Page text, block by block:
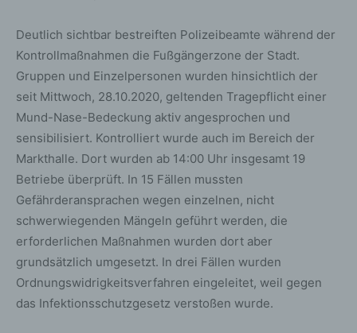
Deutlich sichtbar bestreiften Polizeibeamte während der
Kontrollmaßnahmen die Fußgängerzone der Stadt.
Gruppen und Einzelpersonen wurden hinsichtlich der
seit Mittwoch, 28.10.2020, geltenden Tragepflicht einer
Mund-Nase-Bedeckung aktiv angesprochen und
sensibilisiert. Kontrolliert wurde auch im Bereich der
Markthalle. Dort wurden ab 14:00 Uhr insgesamt 19
Betriebe überprüft. In 15 Fällen mussten
Gefährderansprachen wegen einzelnen, nicht
schwerwiegenden Mängeln geführt werden, die
erforderlichen Maßnahmen wurden dort aber
grundsätzlich umgesetzt. In drei Fällen wurden
Ordnungswidrigkeitsverfahren eingeleitet, weil gegen
das Infektionsschutzgesetz verstoßen wurde.